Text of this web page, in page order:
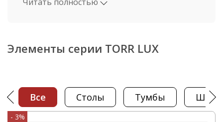
нашего магазина, можно не выходя из дома.
компании.
и быстрая доставка от нашего магазина
поразит даже самых привередливых
покупателей. Доставка осуществляется по
Читать полностью
Элементы серии TORR LUX
Все столы тумбы
- 3%